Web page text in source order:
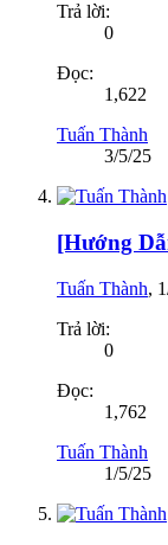
Trả lời:
0
Đọc:
1,622
Tuấn Thành
3/5/25
[Hướng
Tuấn Thành,
Trả lời:
0
Đọc:
1,762
Tuấn Thành
1/5/25